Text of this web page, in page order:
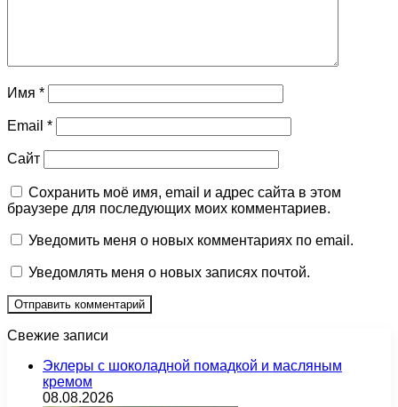
Имя *
Email *
Сайт
Сохранить моё имя, email и адрес сайта в этом
браузере для последующих моих комментариев.
Уведомить меня о новых комментариях по email.
Уведомлять меня о новых записях почтой.
Свежие записи
Эклеры с шоколадной помадкой и масляным
кремом
08.08.2026